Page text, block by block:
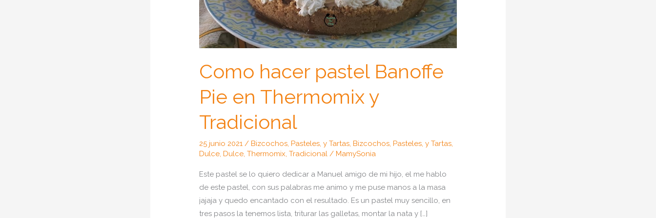
Como hacer pastel Banoffe
Pie en Thermomix y
Tradicional
25 junio 2021/Bizcochos, Pasteles, y Tartas,Bizcochos, Pasteles, y Tartas,
Dulce,Dulce,Thermomix,Tradicional /MamySonia
Este pastel se lo quiero dedicar a Manuel amigo de mi hijo, el me hablo
de este pastel, con sus palabras me animo y me puse manos a la masa
jajaja y quedo encantado con el resultado. Es un pastel muy sencillo, en
tres pasos la tenemos lista, triturar las galletas, montar la nata y […]